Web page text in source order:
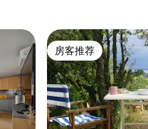
房客推荐
房客推荐